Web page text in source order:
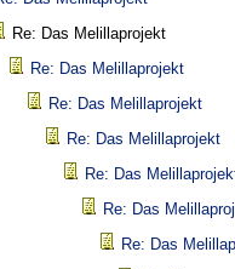
Re: Das Melillaprojekt
Re: Das Melillaprojekt
Re: Das Melillaprojekt
Re: Das Melillaprojekt
Re: Das
Re: Das
Re: Das